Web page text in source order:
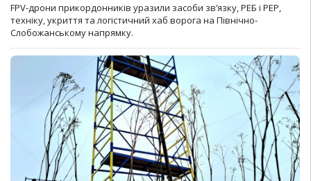
FPV-дрони прикордонників уразили засоби зв’язку, РЕБ і РЕР,
техніку, укриття та логістичний хаб ворога на Північно-
Слобожанському напрямку.